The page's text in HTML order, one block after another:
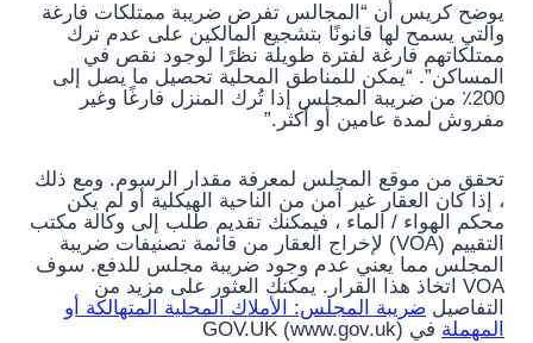
يوضح كريس أن “المجالس تفرض ضريبة ممتلكات فارغة
والتي يسمح لها قانونًا بتشجيع المالكين على عدم ترك
ممتلكاتهم فارغة لفترة طويلة نظرًا لوجود نقص في
المساكن”. “يمكن للمناطق المحلية تحصيل ما يصل إلى
200٪ من ضريبة المجلس إذا تُرك المنزل فارغًا وغير
مفروش لمدة عامين أو أكثر.”
تحقق من موقع المجلس لمعرفة مقدار الرسوم. ومع ذلك
، إذا كان العقار غير آمن من الناحية الهيكلية أو لم يكن
محكم الهواء / الماء ، فيمكنك تقديم طلب إلى وكالة مكتب
التقييم (VOA) لإخراج العقار من قائمة تصنيفات ضريبة
المجلس مما يعني عدم وجود ضريبة مجلس للدفع. سوف
VOA اتخاذ هذا القرار. يمكنك العثور على مزيد من
التفاصيل ضريبة المجلس: الأملاك المحلية المتهالكة أو
المهملة في GOV.UK (www.gov.uk)